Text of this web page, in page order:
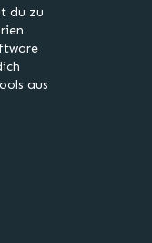
du zu
aus